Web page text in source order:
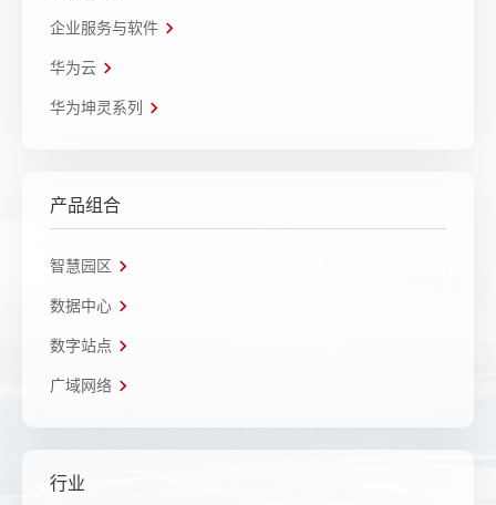
企业服务与软件
华为云
华为坤灵系列
产品组合
智慧园区
数据中心
数字站点
广域网络
行业